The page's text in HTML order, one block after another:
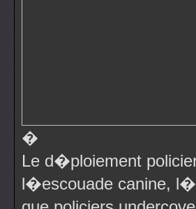
�
Le d�ploiement
l�escouade canine,